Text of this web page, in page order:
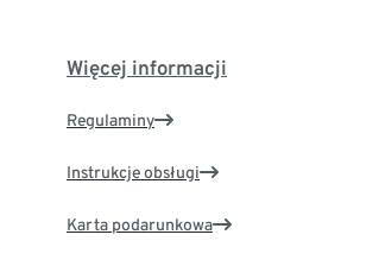
Więcej informacji
Regulaminy
Instrukcje obsługi
Karta podarunkowa